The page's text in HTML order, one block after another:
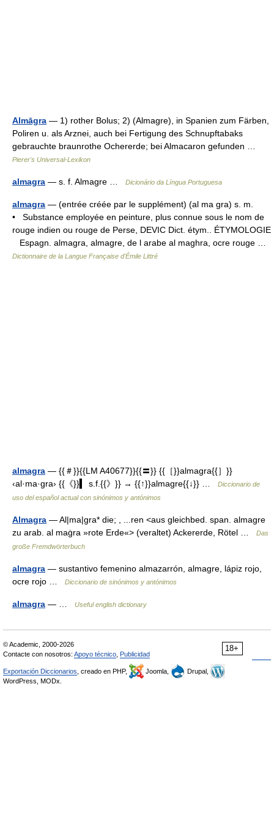
Almāgra — 1) rother Bolus; 2) (Almagre), in Spanien zum Färben,
Poliren u. als Arznei, auch bei Fertigung des Schnupftabaks
gebrauchte braunrothe Ochererde; bei Almacaron gefunden …
Pierer's Universal-Lexikon
almagra — s. f. Almagre … Dicionário da Língua Portuguesa
almagra — (entrée créée par le supplément) (al ma gra) s. m.
• Substance employée en peinture, plus connue sous le nom de
rouge indien ou rouge de Perse, DEVIC Dict. étym.. ÉTYMOLOGIE
Espagn. almagra, almagre, de l arabe al maghra, ocre rouge …
Dictionnaire de la Langue Française d'Émile Littré
almagra — {{＃}}{{LM A40677}}{{〓}} {{［}}almagra{{］}}
‹al·ma·gra› {{《}}▍ s.f.{{》}} → {{↑}}almagre{{↓}} …
Diccionario de
uso del español actual con sinónimos y antónimos
Almagra — Al|ma|gra* die; , ...ren <aus gleichbed. span. almagre
zu arab. al maġra »rote Erde«> (veraltet) Ackererde, Rötel …
Das
große Fremdwörterbuch
almagra — sustantivo femenino almazarrón, almagre, lápiz rojo,
ocre rojo …
Diccionario de sinónimos y antónimos
almagra — … Useful english dictionary
18+
© Academic, 2000-2026
Contacte con nosotros: Apoyo técnico Publicidad
Exportación Diccionarios , creado en PHP, Joomla,
Drupal,
WordPress, MODx.